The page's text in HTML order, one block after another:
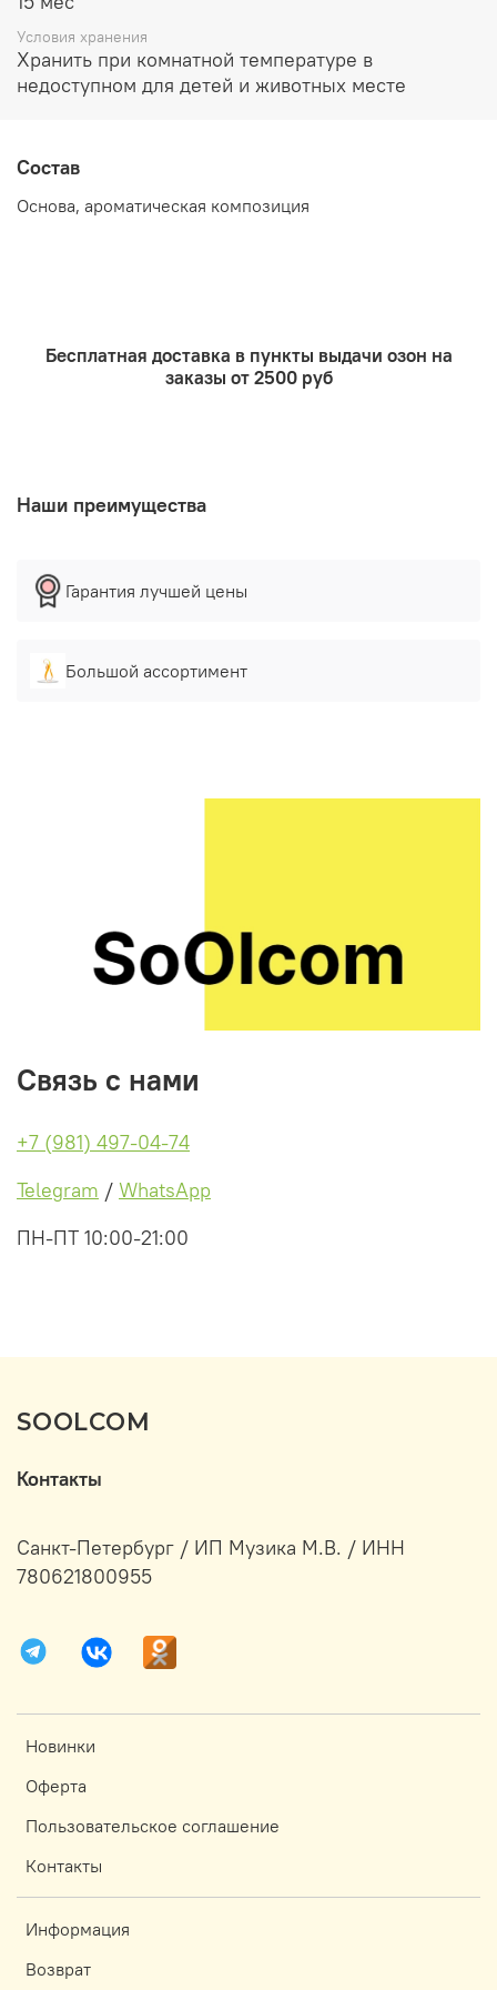
Условия хранения
Хранить при комнатной температуре в
недоступном для детей и животных месте
Состав
Основа, ароматическая композиция
Бесплатная доставка в пункты выдачи озон на
заказы от 2500 руб
Наши преимущества
Гарантия лучшей цены
Большой ассортимент
Связь с нами
+7 (981) 497-04-74
Telegram / WhatsApp
ПН-ПТ 10:00-21:00
SOOLCOM
Новинки
Оферта
Пользовательское соглашение
Контакты
Информация
Возврат
Контакты
Санкт-Петербург / ИП Музика М.В. / ИНН
780621800955